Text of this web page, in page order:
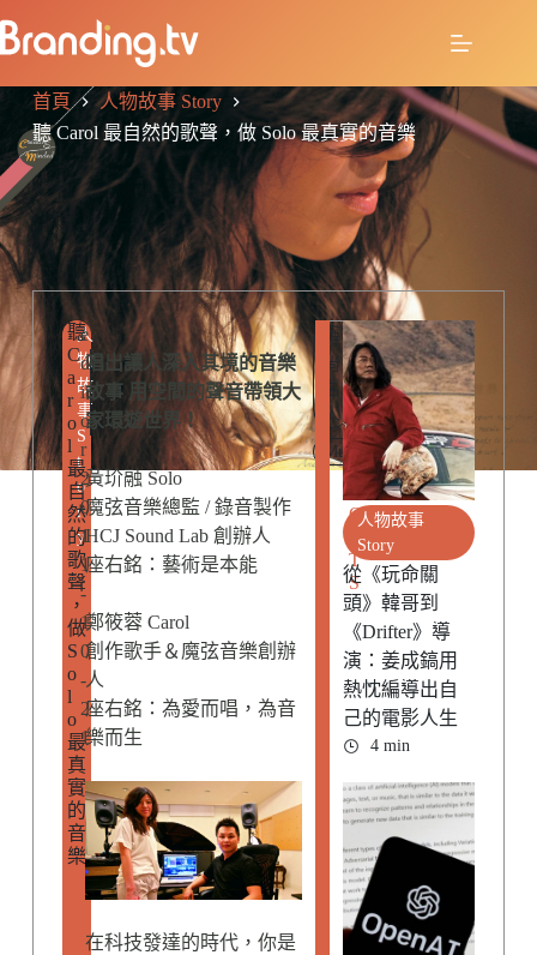
首頁
人物故事 Story
聽 Carol 最自然的歌聲，做 Solo 最真實的音樂
人
物
故
事
S
t
o
r
y
聽
C
a
r
o
l
最
自
然
的
歌
聲
，
做
S
o
l
o
最
真
實
的
音
樂
e
d
it
o
r
2
0
1
1
-
1
0
-
2
1
唱出讓人深入其境的音樂
故事 用空間的聲音帶領大
家環遊世界！
黃玠融 Solo
魔弦音樂總監 / 錄音製作
HCJ Sound Lab 創辦人
座右銘：藝術是本能
鄭筱蓉 Carol
創作歌手＆魔弦音樂創辦
人
座右銘：為愛而唱，為音
樂而生
在科技發達的時代，你是
時
尚
名
人
Music
R
E
L
A
T
E
D
P
O
S
T
S
人物故事
Story
從《玩命關
頭》韓哥到
《Drifter》導
演：姜成鎬用
熱忱編導出自
己的電影人生
4 min